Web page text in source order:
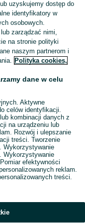
Skorzystaj z największego serwisu ogłoszeniowego - Świerczów i okolice! Kupuj to, czego pragniesz i sprzedawaj to, czego już nie potrzebujesz! Zobacz
uzyskujemy dostęp do
identyfikatory w
osobowych.
zarządzać nimi,
na stronie polityki
naszym partnerom i
Polityka cookies,
dane w celu
Aktywne
celów identyfikacji.
kombinacji danych z
na urządzeniu lub
Rozwój i ulepszanie
treści. Tworzenie
Wykorzystywanie
Wykorzystywanie
efektywności
reklam.
treści.